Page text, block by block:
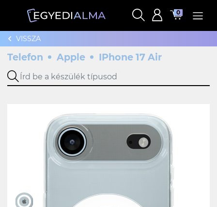
0
VISSZA
Telefon Apple IPhone 17 Air